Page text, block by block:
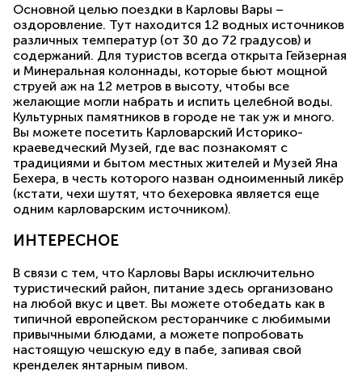
Основной целью поездки в Карловы Вары –
оздоровление. Тут находится 12 водных источников
различных температур (от 30 до 72 градусов) и
содержаний. Для туристов всегда открыта Гейзерная
и Минеральная колоннады, которые бьют мощной
струей аж на 12 метров в высоту, чтобы все
желающие могли набрать и испить целебной воды.
Культурных памятников в городе не так уж и много.
Вы можете посетить Карловарский Историко-
краеведческий Музей, где вас познакомят с
традициями и бытом местных жителей и Музей Яна
Бехера, в честь которого назван одноименный ликёр
(кстати, чехи шутят, что бехеровка является еще
одним карловарским источником).
ИНТЕРЕСНОЕ
В связи с тем, что Карловы Вары исключительно
туристический район, питание здесь организовано
на любой вкус и цвет. Вы можете отобедать как в
типичной европейском ресторанчике с любимыми
привычными блюдами, а можете попробовать
настоящую чешскую еду в пабе, запивая свой
кренделек янтарным пивом.